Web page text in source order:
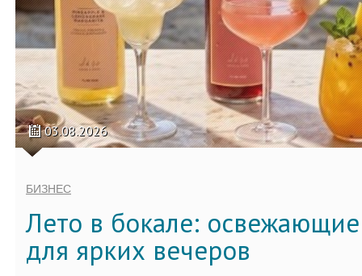
03.08.2026
БИЗНЕС
Лето в бокале:
для ярких вечеров